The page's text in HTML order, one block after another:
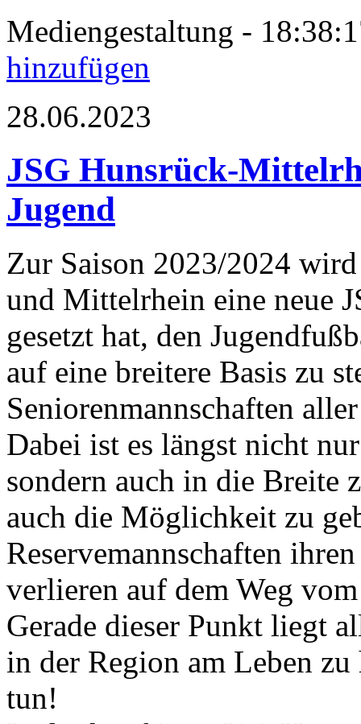
Mediengestaltung -
hinzufügen
28.06.2023
JSG Hunsrück-
Jugend
Zur Saison 2023/2024
und Mittelrhein eine neue
gesetzt hat, den
auf eine breitere Basis zu
Seniorenmannschaften
Dabei ist es längst nicht
sondern auch in die Breite
auch die Möglichkeit zu
Reservemannschaften
verlieren auf dem Weg
Gerade dieser Punkt liegt
in der Region am Leben
tun!